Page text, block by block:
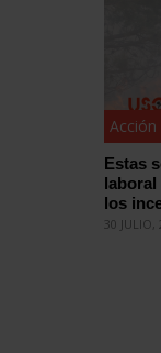
Acción
Estas
laboral
los
30 JULIO,